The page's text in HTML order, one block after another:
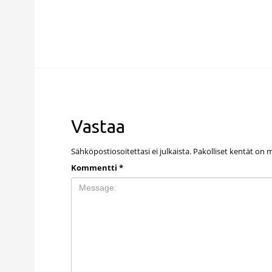
Vastaa
Sähköpostiosoitettasi ei julkaista. Pakolliset kentät on
Kommentti *